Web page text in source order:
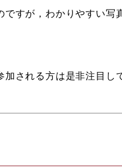
すが，わかりやすい写
される方は是非注目し